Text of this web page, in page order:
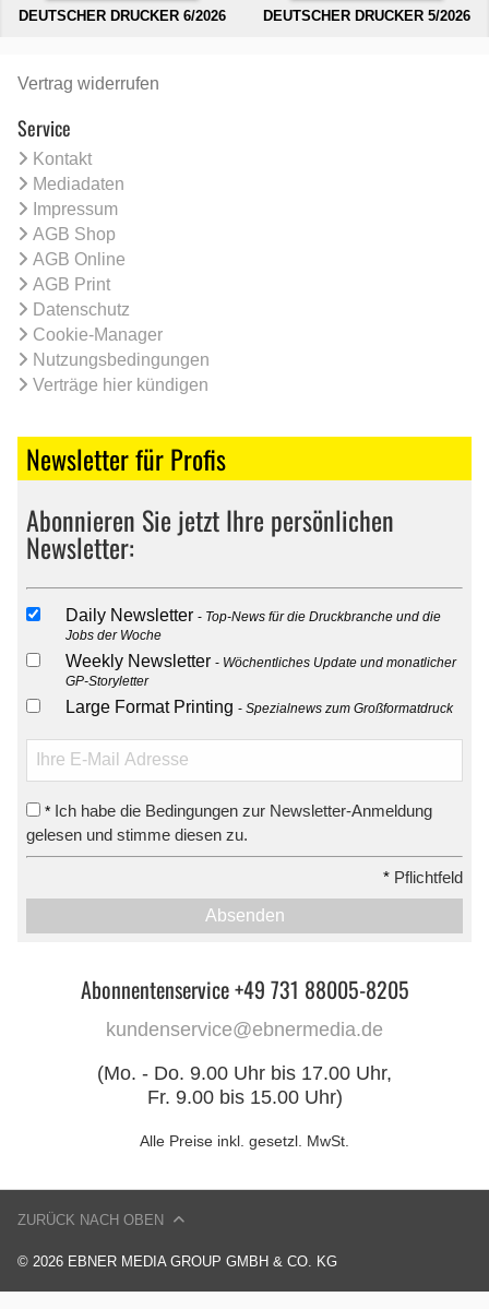
DEUTSCHER DRUCKER 6/2026 DEUTSCHER DRUCKER 5/2026
Vertrag widerrufen
Service
Kontakt
Mediadaten
Impressum
AGB Shop
AGB Online
AGB Print
Datenschutz
Cookie-Manager
Nutzungsbedingungen
Verträge hier kündigen
Newsletter für Profis
Abonnieren Sie jetzt Ihre persönlichen
Newsletter:
Daily Newsletter
Top-News für die Druckbranche und die
Jobs der Woche
Weekly Newsletter
Wöchentliches Update und monatlicher
GP-Storyletter
Large Format Printing Spezialnews zum Großformatdruck
* Ich habe die Bedingungen zur Newsletter-Anmeldung
gelesen und stimme diesen zu.
* Pflichtfeld
Absenden
Abonnentenservice +49 731 88005-8205
kundenservice@ebnermedia.de
(Mo. - Do. 9.00 Uhr bis 17.00 Uhr,
Fr. 9.00 bis 15.00 Uhr)
Alle Preise inkl. gesetzl. MwSt.
© 2026 EBNER MEDIA GROUP GMBH & CO. KG
ZURÜCK NACH OBEN